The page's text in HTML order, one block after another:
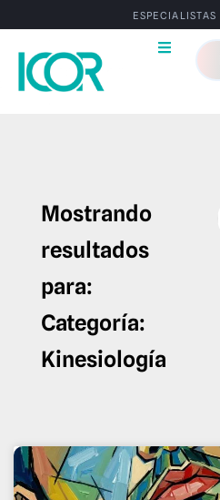
ESPECIALISTAS
Mostrando
resultados
para:
Categoría:
Kinesiología